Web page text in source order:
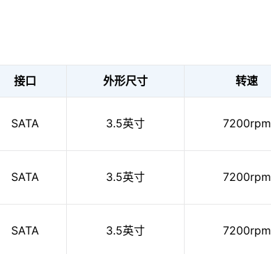
接口 外形尺寸 转速
SATA 3.5英寸 7200rpm
SATA 3.5英寸 7200rpm
SATA 3.5英寸 7200rpm